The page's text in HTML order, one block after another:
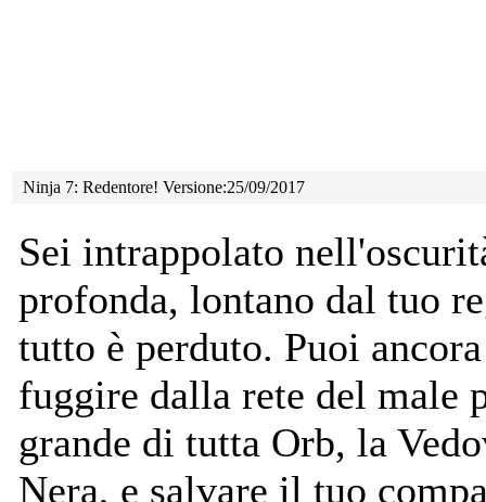
Ninja 7: Redentore! Versione:25/09/2017
Sei intrappolato
profonda, lontano dal tuo
tutto è perduto. Puoi ancora
fuggire dalla rete del male
grande di tutta Orb, la
Nera, e salvare il tuo